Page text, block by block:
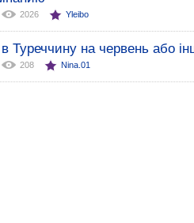
2026 Yleibo
на червень або
208 Nina.01